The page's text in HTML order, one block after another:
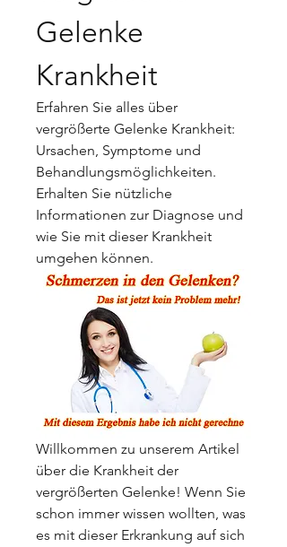
Gelenke
Krankheit
Erfahren Sie alles über
vergrößerte Gelenke Krankheit:
Ursachen, Symptome und
Behandlungsmöglichkeiten.
Erhalten Sie nützliche
Informationen zur Diagnose und
wie Sie mit dieser Krankheit
umgehen können.
Willkommen zu unserem Artikel
über die Krankheit der
vergrößerten Gelenke! Wenn Sie
schon immer wissen wollten, was
es mit dieser Erkrankung auf sich